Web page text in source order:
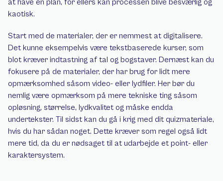
at have en plan, for ellers kan processen blive besværlig og
kaotisk.
Start med de materialer, der er nemmest at digitalisere.
Det kunne eksempelvis være tekstbaserede kurser, som
blot kræver indtastning af tal og bogstaver. Dernæst kan du
fokusere på de materialer, der har brug for lidt mere
opmærksomhed såsom video- eller lydfiler. Her bør du
nemlig være opmærksom på mere tekniske ting såsom
opløsning, størrelse, lydkvalitet og måske endda
undertekster. Til sidst kan du gå i krig med dit quizmateriale,
hvis du har sådan noget. Dette kræver som regel også lidt
mere tid, da du er nødsaget til at udarbejde et point- eller
karaktersystem.